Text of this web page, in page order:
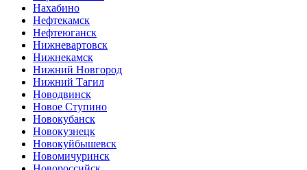
Нахабино
Нефтекамск
Нефтеюганск
Нижневартовск
Нижнекамск
Нижний Новгород
Нижний Тагил
Новодвинск
Новое Ступино
Новокубанск
Новокузнецк
Новокуйбышевск
Новомичуринск